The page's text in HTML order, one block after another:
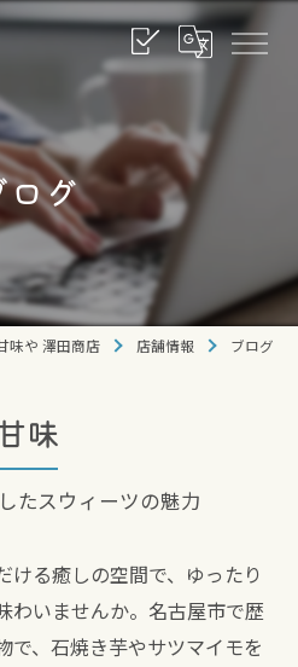
ログ
味や 澤田商店 店舗情報 ブログ
味
たスウィーツの魅力
ける癒しの空間で、ゆったり
わいませんか。名古屋市で歴
で、石焼き芋やサツマイモを